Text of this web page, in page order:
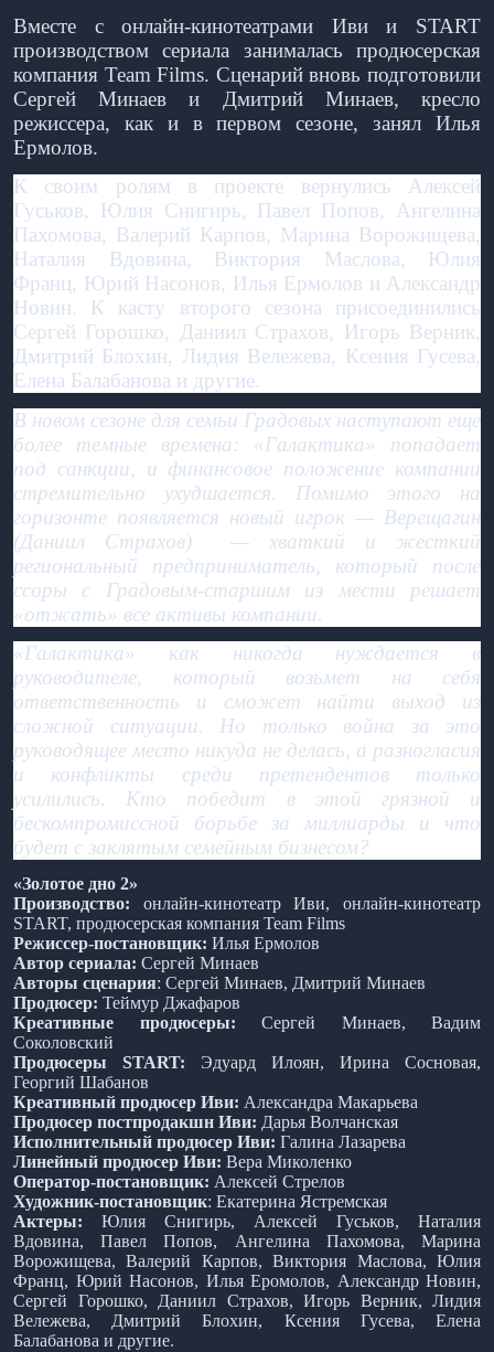
Вместе с онлайн-кинотеатрами Иви и START
производством сериала занималась продюсерская
компания Team Films. Сценарий вновь подготовили
Сергей Минаев и Дмитрий Минаев, кресло
режиссера, как и в первом сезоне, занял Илья
Ермолов.
К своим ролям в проекте вернулись Алексей
Гуськов, Юлия Снигирь, Павел Попов, Ангелина
Пахомова, Валерий Карпов, Марина Ворожищева,
Наталия Вдовина, Виктория Маслова, Юлия
Франц, Юрий Насонов, Илья Ермолов и Александр
Новин. К касту второго сезона присоединились
Сергей Горошко, Даниил Страхов, Игорь Верник,
Дмитрий Блохин, Лидия Вележева, Ксения Гусева,
Елена Балабанова и другие.
В новом сезоне для семьи Градовых наступают еще
более темные времена: «Галактика» попадает
под санкции, и финансовое положение компании
стремительно ухудшается. Помимо этого на
горизонте появляется новый игрок — Верещагин
(Даниил Страхов) — хваткий и жесткий
региональный предприниматель, который после
ссоры с Градовым-старшим из мести решает
«отжать» все активы компании.
«Галактика» как никогда нуждается в
руководителе, который возьмет на себя
ответственность и сможет найти выход из
сложной ситуации. Но только война за это
руководящее место никуда не делась, а разногласия
и конфликты среди претендентов только
усилились. Кто победит в этой грязной и
бескомпромиссной борьбе за миллиарды и что
будет с заклятым семейным бизнесом?
«Золотое дно 2»
Производство: онлайн-кинотеатр Иви, онлайн-кинотеатр
START, продюсерская компания Team Films
Режиссер-постановщик: Илья Ермолов
Автор сериала: Сергей Минаев
Авторы сценария: Сергей Минаев, Дмитрий Минаев
Продюсер: Теймур Джафаров
Креативные продюсеры: Сергей Минаев, Вадим
Соколовский
Продюсеры START: Эдуард Илоян, Ирина Сосновая,
Георгий Шабанов
Креативный продюсер Иви: Александра Макарьева
Продюсер постпродакшн Иви: Дарья Волчанская
Исполнительный продюсер Иви: Галина Лазарева
Линейный продюсер Иви: Вера Миколенко
Оператор-постановщик: Алексей Стрелов
Художник-постановщик: Екатерина Ястремская
Актеры: Юлия Снигирь, Алексей Гуськов, Наталия
Вдовина, Павел Попов, Ангелина Пахомова, Марина
Ворожищева, Валерий Карпов, Виктория Маслова, Юлия
Франц, Юрий Насонов, Илья Еромолов, Александр Новин,
Сергей Горошко, Даниил Страхов, Игорь Верник, Лидия
Вележева, Дмитрий Блохин, Ксения Гусева, Елена
Балабанова и другие.